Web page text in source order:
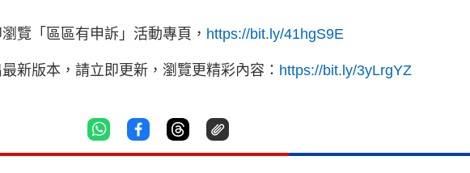
覽「區區有申訴」活動專頁， https://bit.ly/41hgS9E
新版本，請立即更新，瀏覽更精彩內容： https://bit.ly/3yLrgYZ